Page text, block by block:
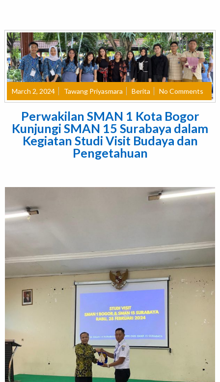
March 2, 2024 Tawang Priyasmara Berita No Comments
Perwakilan SMAN 1 Kota Bogor
Kunjungi SMAN 15 Surabaya dalam
Kegiatan Studi Visit Budaya dan
Pengetahuan